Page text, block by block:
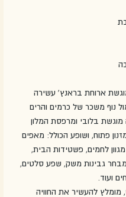
ארוחת בראנץ' עשירה
נוף משכר של כרמים והרים
מוגשת בלובי ומרפסת המלון
פתוח, ושופע הכולל: מאפים
לחמים, פשטידות הבית,
גבינות משק, שפע סלטים,
ועוד.
להעשיר את החוויה